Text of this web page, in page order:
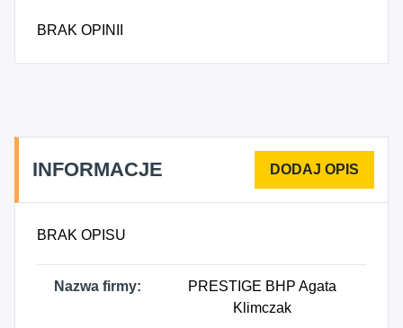
niesklasyfikowana, 8559B - Pozostałe pozaszkolne
BRAK OPINII
INFORMACJE
BRAK OPISU
Nazwa firmy:
PRESTIGE BHP Agata
Klimczak